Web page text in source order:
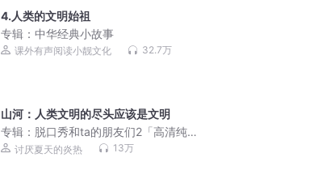
4.人类的文明始祖
专辑：中华经典小故事
课外有声阅读小靓文化 32.7万
山河：人类文明的尽头应该是文明
专辑： 脱口秀和ta的朋友们2「高清纯
享」，终于来啦！
讨厌夏天的炎热 13万